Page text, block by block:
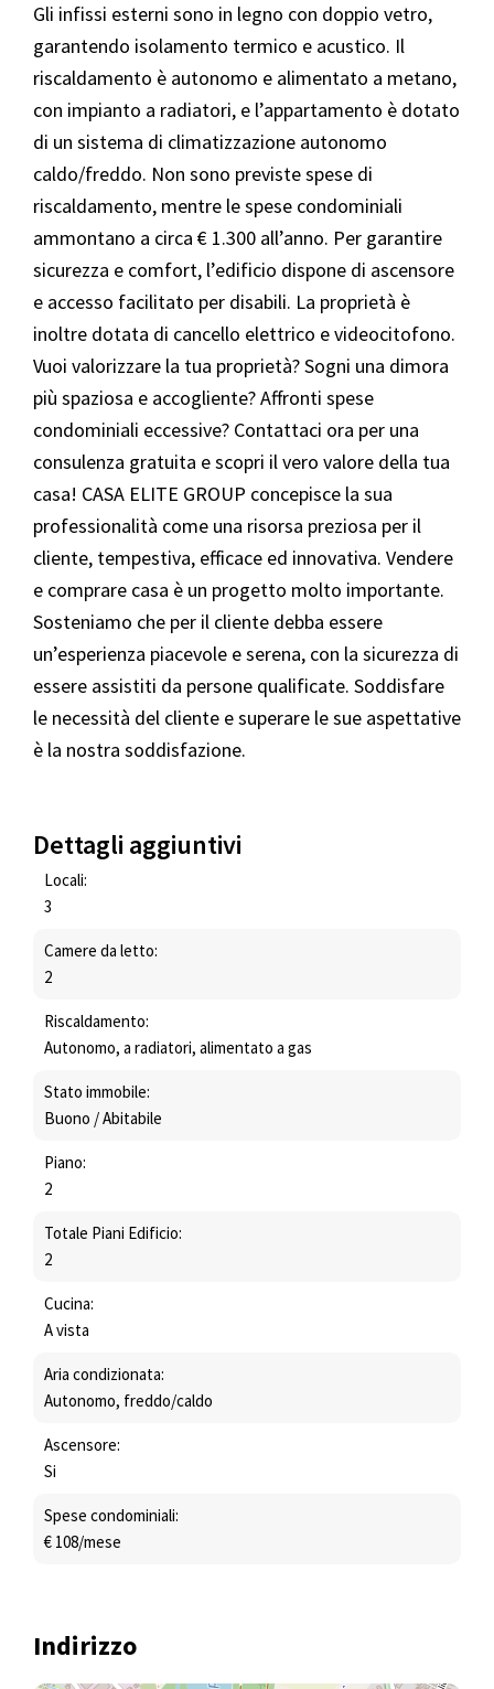
Gli infissi esterni sono in legno con doppio vetro,
garantendo isolamento termico e acustico. Il
riscaldamento è autonomo e alimentato a metano,
con impianto a radiatori, e l’appartamento è dotato
di un sistema di climatizzazione autonomo
caldo/freddo. Non sono previste spese di
riscaldamento, mentre le spese condominiali
ammontano a circa € 1.300 all’anno. Per garantire
sicurezza e comfort, l’edificio dispone di ascensore
e accesso facilitato per disabili. La proprietà è
inoltre dotata di cancello elettrico e videocitofono.
Vuoi valorizzare la tua proprietà? Sogni una dimora
più spaziosa e accogliente? Affronti spese
condominiali eccessive? Contattaci ora per una
consulenza gratuita e scopri il vero valore della tua
casa! CASA ELITE GROUP concepisce la sua
professionalità come una risorsa preziosa per il
cliente, tempestiva, efficace ed innovativa. Vendere
e comprare casa è un progetto molto importante.
Sosteniamo che per il cliente debba essere
un’esperienza piacevole e serena, con la sicurezza di
essere assistiti da persone qualificate. Soddisfare
le necessità del cliente e superare le sue aspettative
è la nostra soddisfazione.
Dettagli aggiuntivi
Locali:
3
Camere da letto:
2
Riscaldamento:
Autonomo, a radiatori, alimentato a gas
Stato immobile:
Buono / Abitabile
Piano:
2
Totale Piani Edificio:
2
Cucina:
A vista
Aria condizionata:
Autonomo, freddo/caldo
Ascensore:
Si
Spese condominiali:
€ 108/mese
Indirizzo